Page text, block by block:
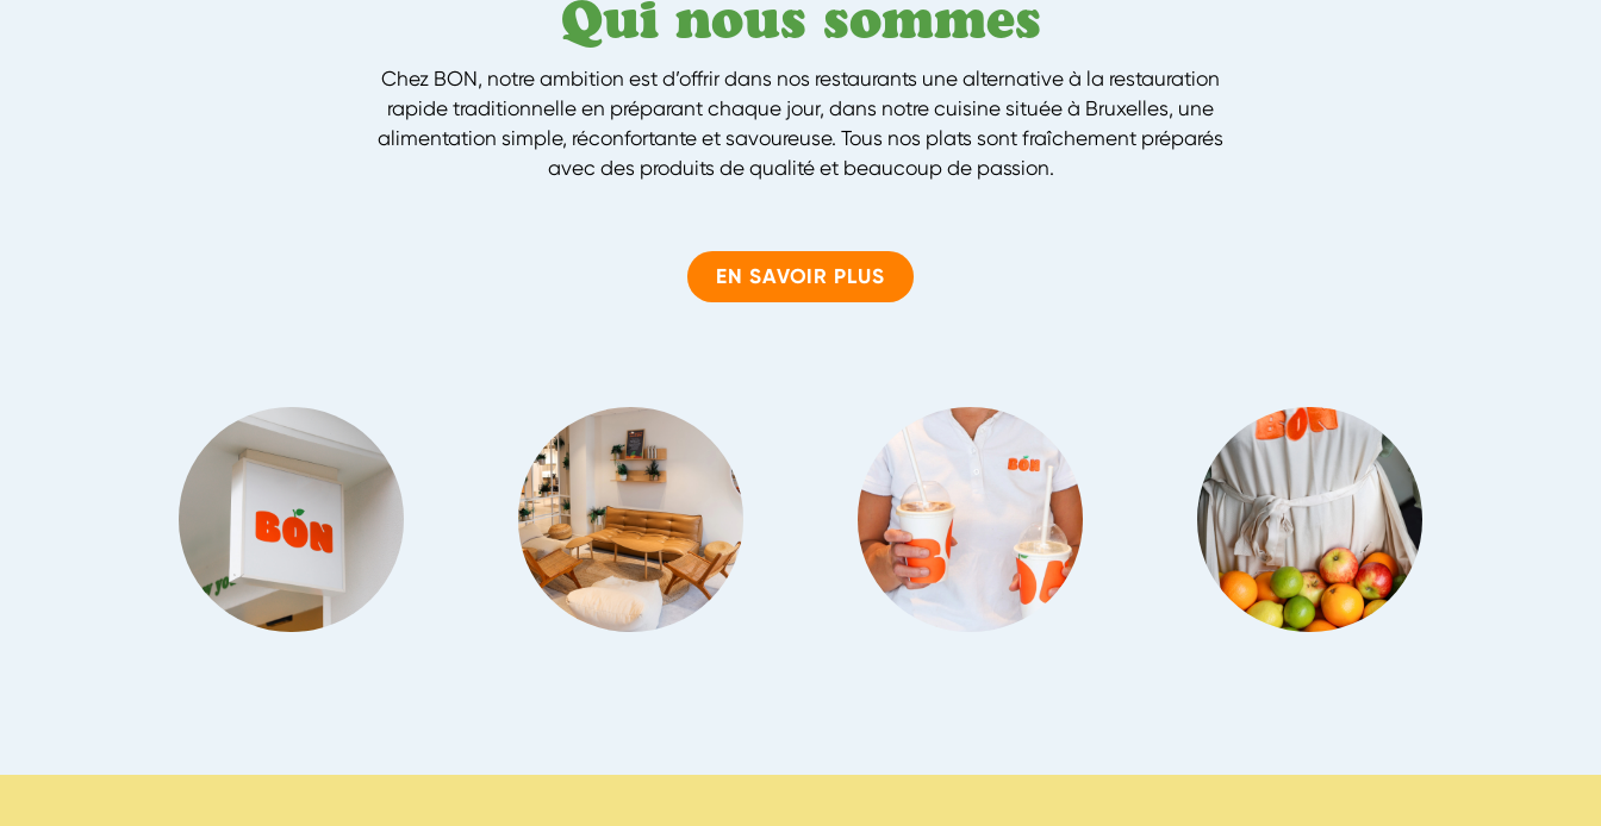
Qui nous sommes
Chez BON, notre ambition est d’offrir dans nos restaurants une alternative à la restauration
rapide traditionnelle en préparant chaque jour, dans notre cuisine située à Bruxelles, une
alimentation simple, réconfortante et savoureuse. Tous nos plats sont fraîchement préparés
avec des produits de qualité et beaucoup de passion.
EN SAVOIR PLUS